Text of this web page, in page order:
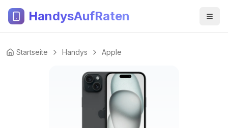
HandysAufRaten
Startseite Handys Apple